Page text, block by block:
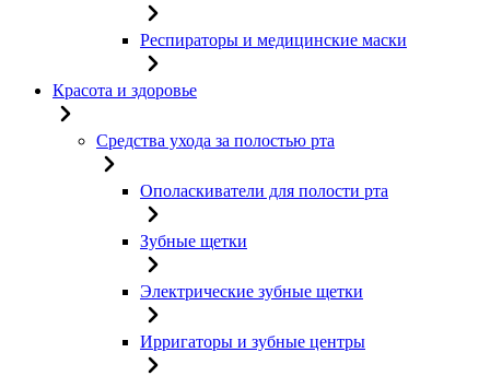
Респираторы и медицинские маски
Красота и здоровье
Средства ухода за полостью рта
Ополаскиватели для полости рта
Зубные щетки
Электрические зубные щетки
Ирригаторы и зубные центры